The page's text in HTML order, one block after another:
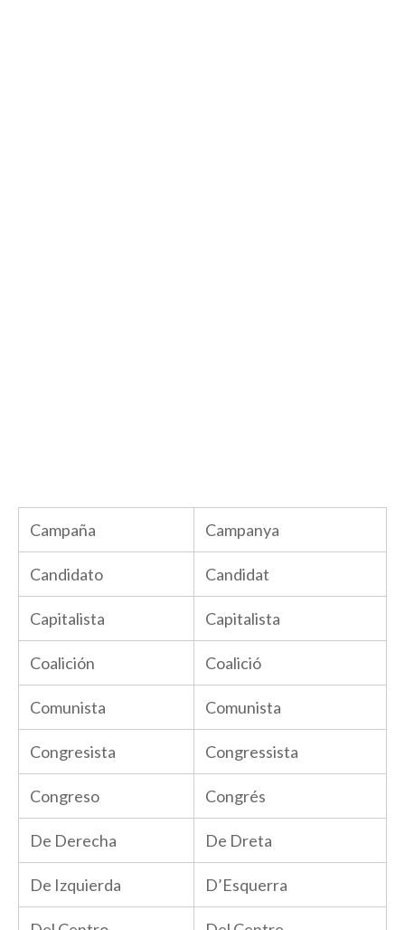
Campaña Campanya
Candidato Candidat
Capitalista Capitalista
Coalición Coalició
Comunista Comunista
Congresista Congressista
Congreso Congrés
De Derecha De Dreta
De Izquierda D’Esquerra